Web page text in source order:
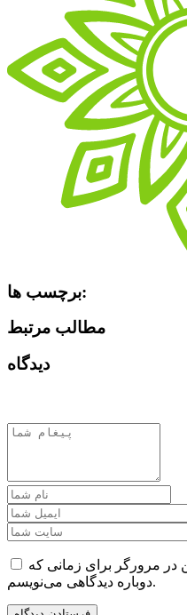
برچسب ها:
مطالب مرتبط
دیدگاه
در مرورگر برای زمانی که
دوباره دیدگاهی می‌نویسم.